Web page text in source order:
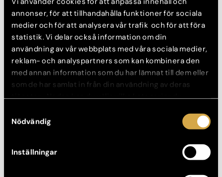
annonser, för att tillhandahålla funktioner för sociala
medier och för att analysera vår trafik och för att föra
statistik. Vi delar också information om din
användning av vår webbplats med våra sociala medier,
reklam- och analyspartners som kan kombinera den
med annan information som du har lämnat till dem eller
som de har samlat in från din användning av deras
tjänster. Nedan kan du välja vilka kategorier du
mer information om hur varje kategori används.
Nödvändig
Inställningar
Victorias kommentar efter behandlingen: ”Detta är nåt jag
aldrig gjort innan så hade inga förväntningar, men jag är lite
modig så tyckte det skulle vara kul att pröva”
Efter behandlingen